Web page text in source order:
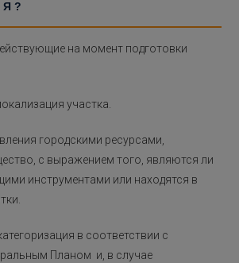
на момент подготовки
участка.
городскими ресурсами,
с выражением того, являются ли
инструментами или находятся в
в соответствии с
Планом и, в случае